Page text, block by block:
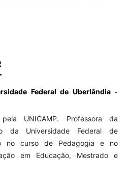
Federal de Uberlândia -
UNICAMP. Professora da
da Universidade Federal de
no curso de Pedagogia e no
em Educação, Mestrado e